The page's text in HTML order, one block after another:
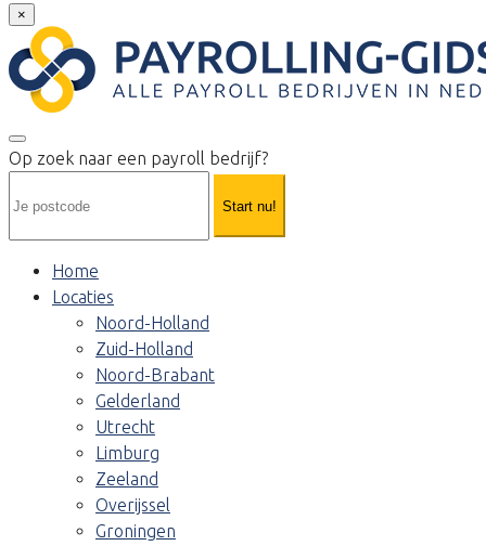
×
Op zoek naar een payroll bedrijf?
Start nu!
Home
Locaties
Noord-Holland
Zuid-Holland
Noord-Brabant
Gelderland
Utrecht
Limburg
Zeeland
Overijssel
Groningen